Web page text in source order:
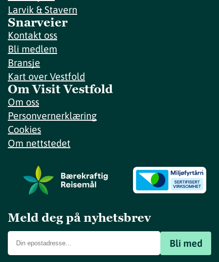
Larvik & Stavern
Snarveier
Kontakt oss
Bli medlem
Bransje
Kart over Vestfold
Om Visit Vestfold
Om oss
Personvernerklæring
Cookies
Om nettstedet
Meld deg på nyhetsbrev
Bli med